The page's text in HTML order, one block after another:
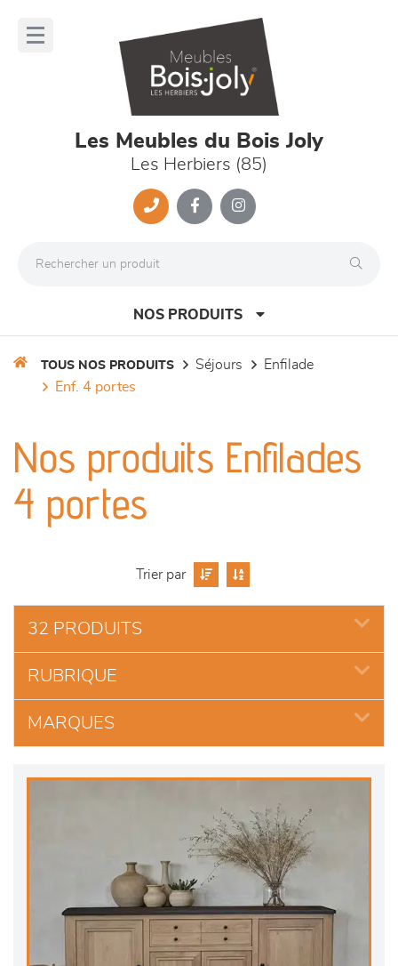
Les Meubles du Bois Joly
Les Herbiers (85)
NOS PRODUITS
séjours
meubles de complément
literie
décoration
TOUS NOS PRODUITS séjours
enfilade
enf. 4 portes
Nos produits Enfilades
4 portes
Trier par
32 PRODUITS
RUBRIQUE
MARQUES